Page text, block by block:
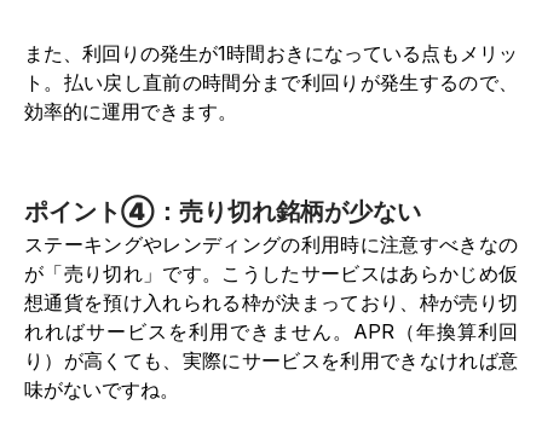
また、利回りの発生が1時間おきになっている点もメリッ
ト。払い戻し直前の時間分まで利回りが発生するので、
効率的に運用できます。
ポイント④：売り切れ銘柄が少ない
ステーキングやレンディングの利用時に注意すべきなの
が「売り切れ」です。こうしたサービスはあらかじめ仮
想通貨を預け入れられる枠が決まっており、枠が売り切
れればサービスを利用できません。APR（年換算利回
り）が高くても、実際にサービスを利用できなければ意
味がないですね。